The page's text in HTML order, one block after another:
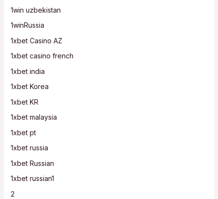
1win uzbekistan
1winRussia
1xbet Casino AZ
1xbet casino french
1xbet india
1xbet Korea
1xbet KR
1xbet malaysia
1xbet pt
1xbet russia
1xbet Russian
1xbet russian1
2